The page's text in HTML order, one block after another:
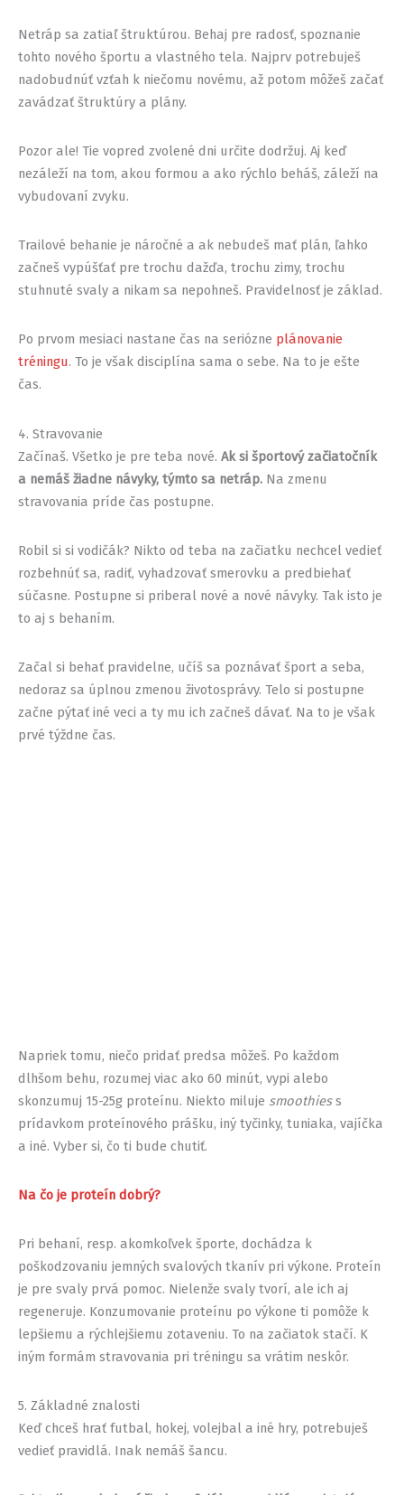
Netráp sa zatiaľ štruktúrou. Behaj pre radosť, spoznanie
tohto nového športu a vlastného tela. Najprv potrebuješ
nadobudnúť vzťah k niečomu novému, až potom môžeš začať
zavádzať štruktúry a plány.
Pozor ale! Tie vopred zvolené dni určite dodržuj. Aj keď
nezáleží na tom, akou formou a ako rýchlo beháš, záleží na
vybudovaní zvyku.
Trailové behanie je náročné a ak nebudeš mať plán, ľahko
začneš vypúšťať pre trochu dažďa, trochu zimy, trochu
stuhnuté svaly a nikam sa nepohneš. Pravidelnosť je základ.
Po prvom mesiaci nastane čas na seriózne plánovanie
tréningu. To je však disciplína sama o sebe. Na to je ešte
čas.
4. Stravovanie
Začínaš. Všetko je pre teba nové. Ak si športový začiatočník
a nemáš žiadne návyky, týmto sa netráp. Na zmenu
stravovania príde čas postupne.
Robil si si vodičák? Nikto od teba na začiatku nechcel vedieť
rozbehnúť sa, radiť, vyhadzovať smerovku a predbiehať
súčasne. Postupne si priberal nové a nové návyky. Tak isto je
to aj s behaním.
Začal si behať pravidelne, učíš sa poznávať šport a seba,
nedoraz sa úplnou zmenou životosprávy. Telo si postupne
začne pýtať iné veci a ty mu ich začneš dávať. Na to je však
prvé týždne čas.
Napriek tomu, niečo pridať predsa môžeš. Po každom
dlhšom behu, rozumej viac ako 60 minút, vypi alebo
skonzumuj 15-25g proteínu. Niekto miluje smoothiess
prídavkom proteínového prášku, iný tyčinky, tuniaka, vajíčka
a iné. Vyber si, čo ti bude chutiť.
Na čo je proteín dobrý?
Pri behaní, resp. akomkoľvek športe, dochádza k
poškodzovaniu jemných svalových tkanív pri výkone. Proteín
je pre svaly prvá pomoc. Nielenže svaly tvorí, ale ich aj
regeneruje. Konzumovanie proteínu po výkone ti pomôže k
lepšiemu a rýchlejšiemu zotaveniu. To na začiatok stačí. K
iným formám stravovania pri tréningu sa vrátim neskôr.
5. Základné znalosti
Keď chceš hrať futbal, hokej, volejbal a iné hry, potrebuješ
vedieť pravidlá. Inak nemáš šancu.